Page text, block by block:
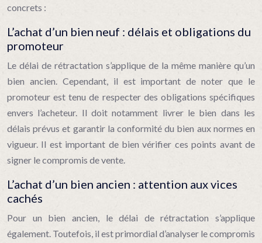
concrets :
L’achat d’un bien neuf : délais et obligations du
promoteur
Le délai de rétractation s’applique de la même manière qu’un
bien ancien. Cependant, il est important de noter que le
promoteur est tenu de respecter des obligations spécifiques
envers l’acheteur. Il doit notamment livrer le bien dans les
délais prévus et garantir la conformité du bien aux normes en
vigueur. Il est important de bien vérifier ces points avant de
signer le compromis de vente.
L’achat d’un bien ancien : attention aux vices
cachés
Pour un bien ancien, le délai de rétractation s’applique
également. Toutefois, il est primordial d’analyser le compromis